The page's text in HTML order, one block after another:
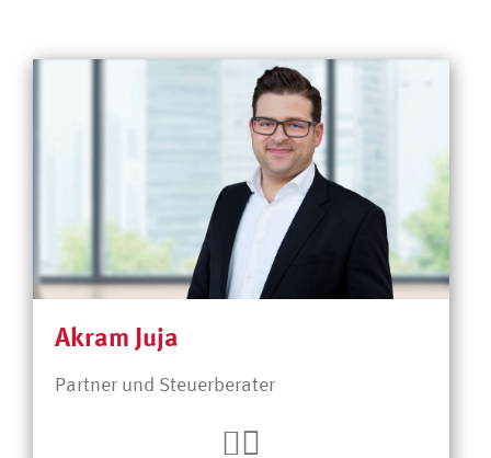
Akram Juja
Partner und Steuerberater